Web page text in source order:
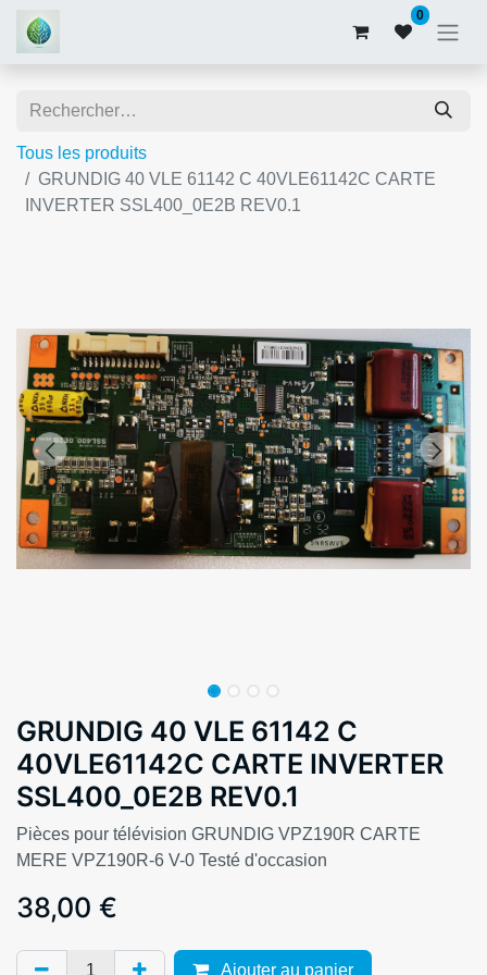
0
Tous les produits
GRUNDIG 40 VLE 61142 C 40VLE61142C CARTE
INVERTER SSL400_0E2B REV0.1
GRUNDIG 40 VLE 61142 C
40VLE61142C CARTE INVERTER
SSL400_0E2B REV0.1
Pièces pour télévision GRUNDIG VPZ190R CARTE
MERE VPZ190R-6 V-0 Testé d'occasion
38,00 €
Ajouter au panier